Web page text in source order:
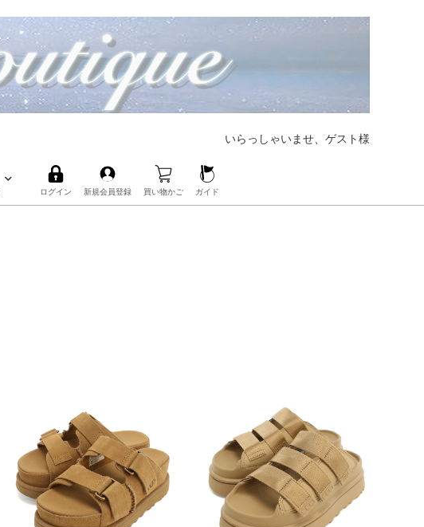
いらっしゃいませ、ゲスト様
ログイン 新規会員登録 買い物かご ガイド